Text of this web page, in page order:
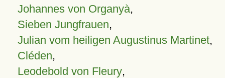
Johannes von Organyà,
Sieben Jungfrauen,
Julian vom heiligen Augustinus Martinet,
Cléden,
Leodebold von Fleury,